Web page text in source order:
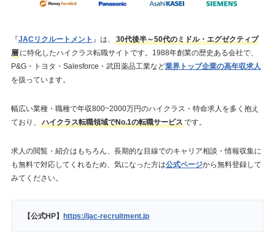
『JACリクルートメント 』は、
30代後半～50代のミドル・エグゼクティブ
層に特化したハイクラス転職サイトです。1988年創業の歴史ある会社で、
P&G・トヨタ・Salesforce・武田薬品工業など業界トップ企業の高年収求人
を扱っています。
幅広い業種・職種で年収800~2000万円のハイクラス・特命求人を多く抱え
ており、
ハイクラス転職領域でNo.1の転職サービスです。
求人の閲覧・紹介はもちろん、長期的な目線でのキャリア相談・情報収集に
も無料で対応してくれるため、気になった方は公式ページから無料登録して
みてください。
【公式HP】https://jac-recruitment.jp